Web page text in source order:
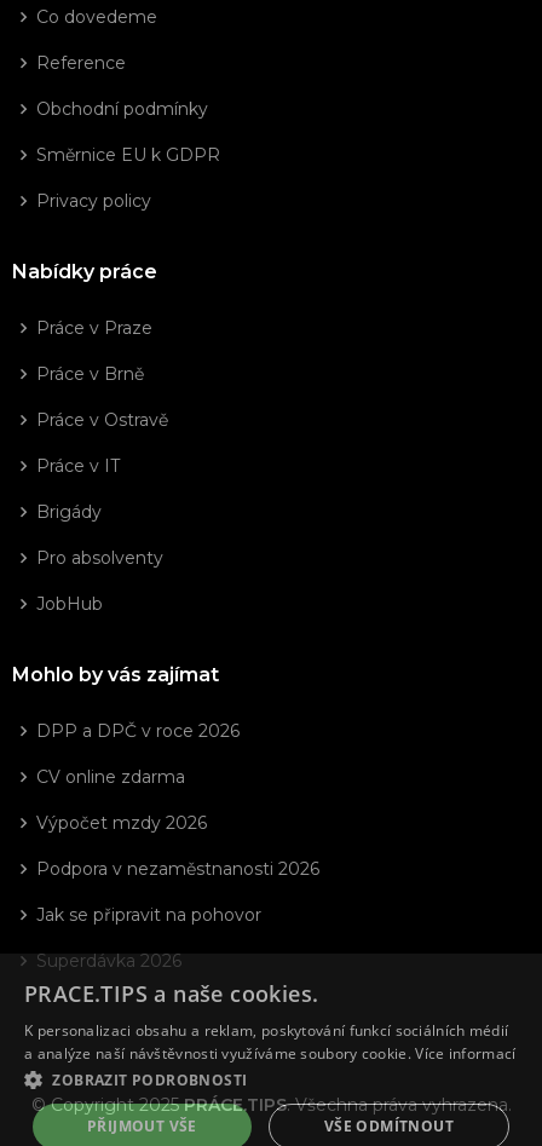
Co dovedeme
Reference
Obchodní podmínky
Směrnice EU k GDPR
Privacy policy
Nabídky práce
Práce v Praze
Práce v Brně
Práce v Ostravě
Práce v IT
Brigády
Pro absolventy
JobHub
Mohlo by vás zajímat
DPP a DPČ v roce 2026
CV online zdarma
Výpočet mzdy 2026
Podpora v nezaměstnanosti 2026
Jak se připravit na pohovor
Superdávka 2026
© Copyright 2025PRÁCE.TIPS. Všechna práva vyhrazena.
PRACE.TIPS a naše cookies.
K personalizaci obsahu a reklam, poskytování funkcí sociálních médií
a analýze naší návštěvnosti využíváme soubory cookie.Více informací
ZOBRAZIT PODROBNOSTI
PŘIJMOUT VŠE VŠE ODMÍTNOUT